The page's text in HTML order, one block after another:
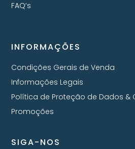
FAQ’s
INFORMAÇÕES
Condições Gerais de Venda
Informações Legais
Política de Proteção de Dados &
Promoções
SIGA-NOS